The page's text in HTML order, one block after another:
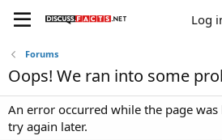
Log
Forums
Oops! We ran into some
An error occurred while the page was
try again later.